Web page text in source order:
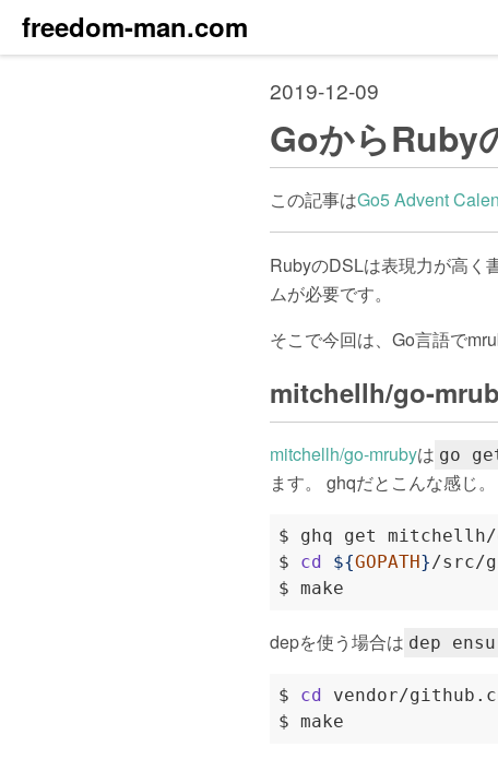
freedom-man.com
2019-12-09
GoからRuby
この記事はGo5 Advent
RubyのDSLは表現力が高く
ムが必要です。
そこで今回は、Go言語で
mitchellh/go-
mitchellh/go-mrubyは go
ます。 ghqだとこんな感じ。
$ cd ${GOPATH}
depを使う場合は dep
$ cd